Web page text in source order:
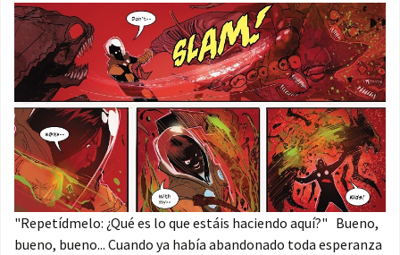
"Repetídmelo: ¿Qué es lo que estáis haciendo aquí?" Bueno,
bueno, bueno... Cuando ya había abandonado toda esperanza